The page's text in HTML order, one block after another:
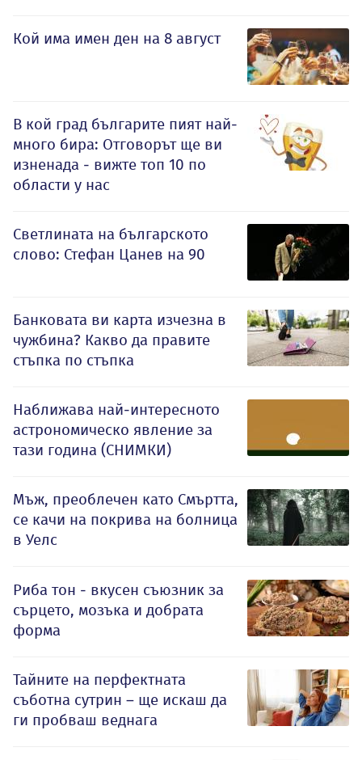
Кой има имен ден на 8 август
В кой град българите пият най-
много бира: Отговорът ще ви
изненада - вижте топ 10 по
области у нас
Светлината на българското
слово: Стефан Цанев на 90
Банковата ви карта изчезна в
чужбина? Какво да правите
стъпка по стъпка
Наближава най-интересното
астрономическо явление за
тази година (СНИМКИ)
Мъж, преоблечен като Смъртта,
се качи на покрива на болница
в Уелс
Риба тон - вкусен съюзник за
сърцето, мозъка и добрата
форма
Тайните на перфектната
съботна сутрин – ще искаш да
ги пробваш веднага